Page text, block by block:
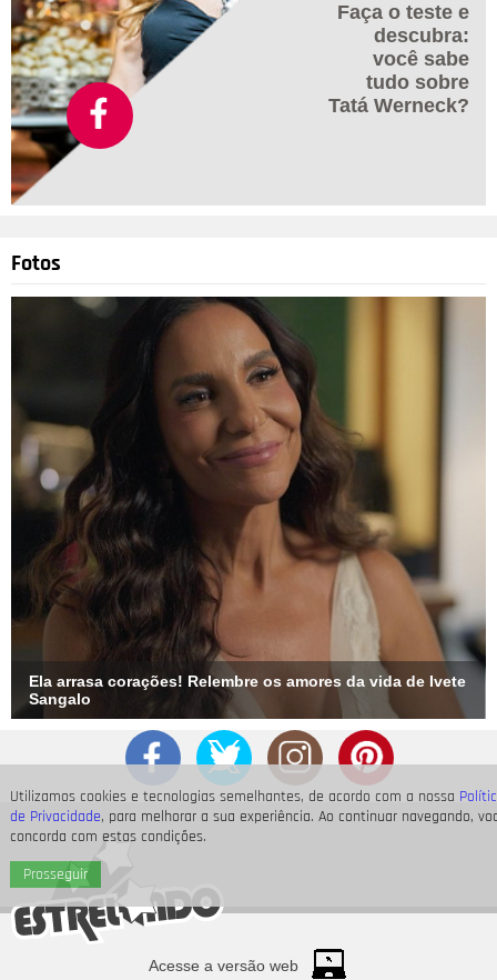
Utilizamos cookies e tecnologias semelhantes, de acordo com a nossa
de Privacidade, para melhorar a sua experiência. Ao continuar navegando,
concorda com estas condições.
Prosseguir
Faça o teste e
descubra:
você sabe
tudo sobre
Tatá Werneck?
Fotos
Ela arrasa corações! Relembre os amores da vida de Ivete
Sangalo
Acesse a versão web